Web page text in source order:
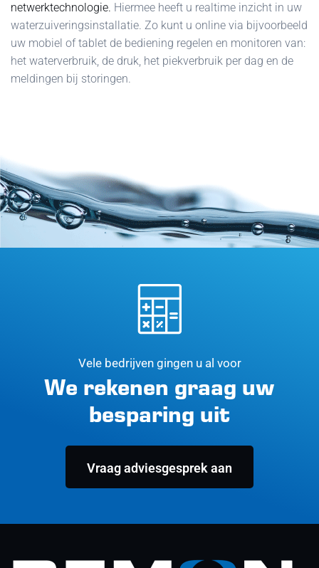
netwerktechnologie. Hiermee heeft u realtime inzicht in uw
waterzuiveringsinstallatie. Zo kunt u online via bijvoorbeeld
uw mobiel of tablet de bediening regelen en monitoren van:
het waterverbruik, de druk, het piekverbruik per dag en de
meldingen bij storingen.
Vele bedrijven gingen u al voor
We rekenen graag uw
besparing uit
Vraag adviesgesprek aan